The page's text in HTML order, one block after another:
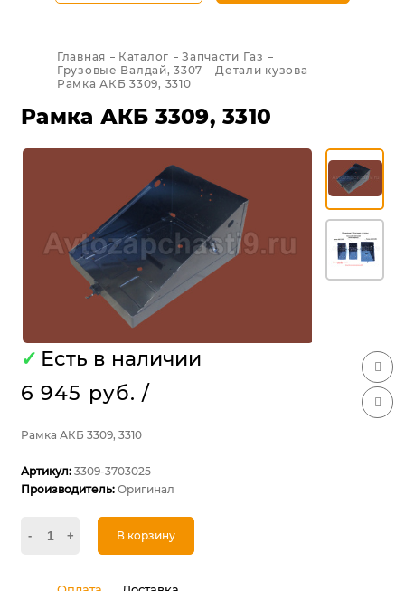
Главная Каталог
Запчасти Газ
Грузовые Валдай, 3307
Детали кузова
Рамка АКБ 3309, 3310
Рамка АКБ 3309, 3310
✓ Есть в наличии
6 945 руб. /
Рамка АКБ 3309, 3310
Артикул: 3309-3703025
Производитель: Оригинал
- + В корзину